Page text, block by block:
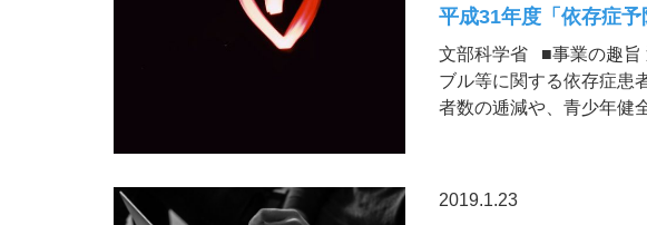
平成31年度「依存症
文部科学省 ■事業の趣旨
ブル等に関する依存症患
者数の逓減や、青少年健
2019.1.23